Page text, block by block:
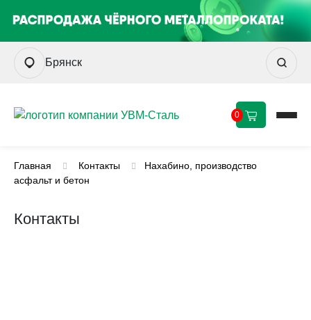
Брянск
0
Главная Контакты
Нахабино, производство
асфальт и бетон
Контакты